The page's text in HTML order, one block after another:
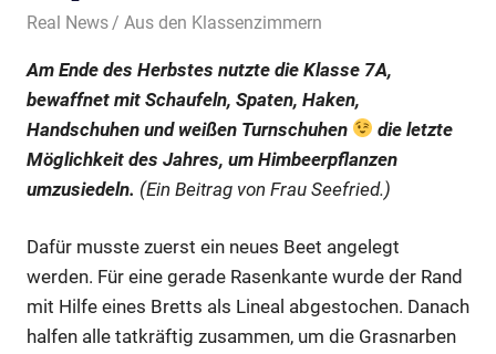
11. Dezember 2024
Real News Aus den Klassenzimmern
Am Ende des Herbstes nutzte die Klasse 7A,
bewaffnet mit Schaufeln, Spaten, Haken,
Handschuhen und weißen Turnschuhen
die letzte
Möglichkeit des Jahres, um Himbeerpflanzen
umzusiedeln. (Ein Beitrag von Frau Seefried.)
Dafür musste zuerst ein neues Beet angelegt
werden. Für eine gerade Rasenkante wurde der Rand
mit Hilfe eines Bretts als Lineal abgestochen. Danach
halfen alle tatkräftig zusammen, um die Grasnarben